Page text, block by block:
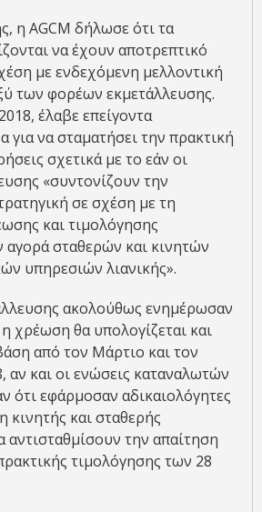
η AGCM δήλωσε ότι τα
να έχουν αποτρεπτικό
με ενδεχόμενη μελλοντική
των φορέων εκμετάλλευσης.
έλαβε επείγοντα
για να σταματήσει την πρακτική
σχετικά με το εάν οι
«συντονίζουν την
σε σχέση με τη
και τιμολόγησης
σταθερών και κινητών
υπηρεσιών λιανικής».
ακολούθως ενημέρωσαν
χρέωση θα υπολογίζεται και
από τον Μάρτιο και τον
αν και οι ενώσεις καταναλωτών
ότι εφάρμοσαν αδικαιολόγητες
κινητής και σταθερής
αντισταθμίσουν την απαίτηση
τιμολόγησης των 28